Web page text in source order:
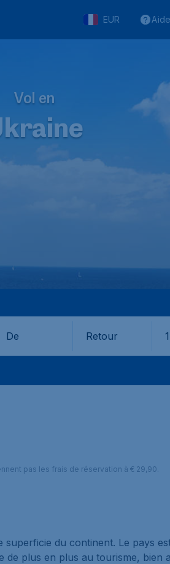
EUR Aide
Vol en
De Retour
pas les frais de réservation à € 29,90.
du continent. Le pays
plus en plus au tourisme, bien